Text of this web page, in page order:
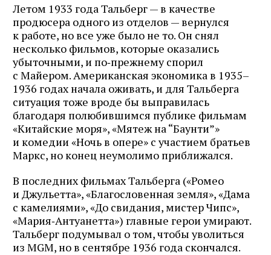
Летом 1933 года Тальберг — в качестве
продюсера одного из отделов — вернулся
к работе, но все уже было не то. Он снял
несколько фильмов, которые оказались
убыточными, и по‑прежнему спорил
с Майером. Американская экономика в 1935–
1936 годах начала оживать, и для Тальберга
ситуация тоже вроде бы выправилась
благодаря полюбившимся публике фильмам
«Китайские моря», «Мятеж на “Баунти”»
и комедии «Ночь в опере» с участием братьев
Маркс, но конец неумолимо приближался.
В последних фильмах Тальберга («Ромео
и Джульетта», «Благословенная земля», «Дама
с камелиями», «До свидания, мистер Чипс»,
«Мария‑Антуанетта») главные герои умирают.
Тальберг подумывал о том, чтобы уволиться
из MGM, но в сентябре 1936 года скончался.